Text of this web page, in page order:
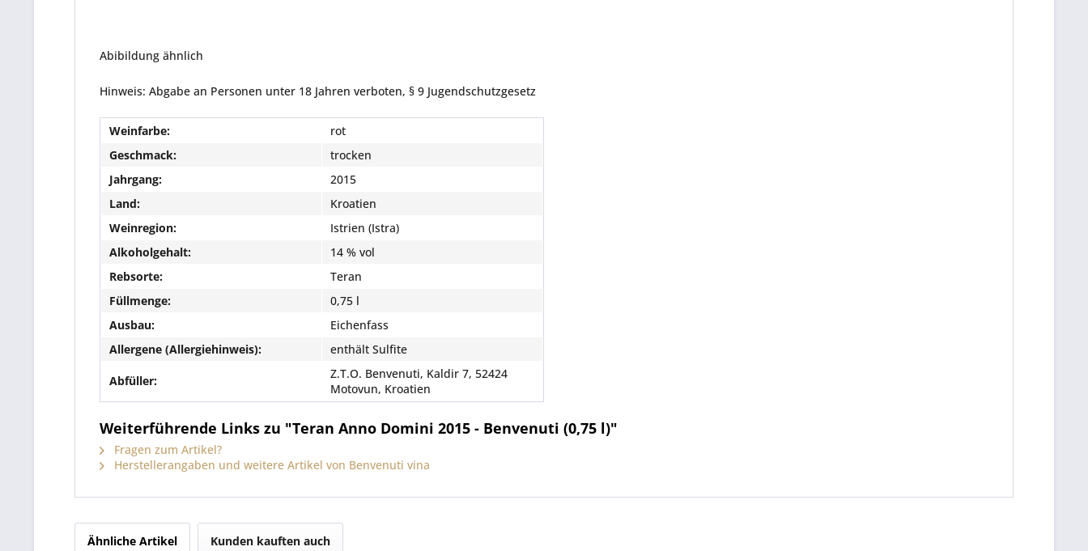
Abibildung ähnlich
Hinweis: Abgabe an Personen unter 18 Jahren verboten, § 9 Jugendschutzgesetz
Weinfarbe:
rot
Geschmack:
trocken
Jahrgang:
2015
Land:
Kroatien
Weinregion:
Istrien (Istra)
Alkoholgehalt:
14 % vol
Rebsorte:
Teran
Füllmenge:
0,75 l
Ausbau:
Eichenfass
Allergene (Allergiehinweis):
enthält Sulfite
Abfüller:
Z.T.O. Benvenuti, Kaldir 7, 52424
Motovun, Kroatien
Weiterführende Links zu "Teran Anno Domini 2015 - Benvenuti (0,75 l)"
Fragen zum Artikel?
Herstellerangaben und weitere Artikel von Benvenuti vina
Ähnliche Artikel Kunden kauften auch